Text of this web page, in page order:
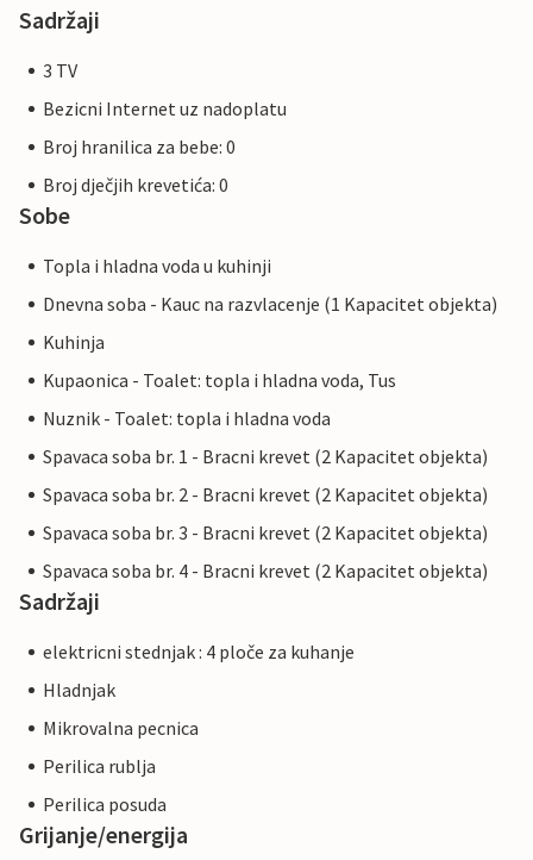
Sadržaji
3 TV
Bezicni Internet uz nadoplatu
Broj hranilica za bebe: 0
Broj dječjih krevetića: 0
Sobe
Topla i hladna voda u kuhinji
Dnevna soba - Kauc na razvlacenje (1 Kapacitet objekta)
Kuhinja
Kupaonica - Toalet: topla i hladna voda, Tus
Nuznik - Toalet: topla i hladna voda
Spavaca soba br. 1 - Bracni krevet (2 Kapacitet objekta)
Spavaca soba br. 2 - Bracni krevet (2 Kapacitet objekta)
Spavaca soba br. 3 - Bracni krevet (2 Kapacitet objekta)
Spavaca soba br. 4 - Bracni krevet (2 Kapacitet objekta)
Sadržaji
elektricni stednjak : 4 ploče za kuhanje
Hladnjak
Mikrovalna pecnica
Perilica rublja
Perilica posuda
Grijanje/energija